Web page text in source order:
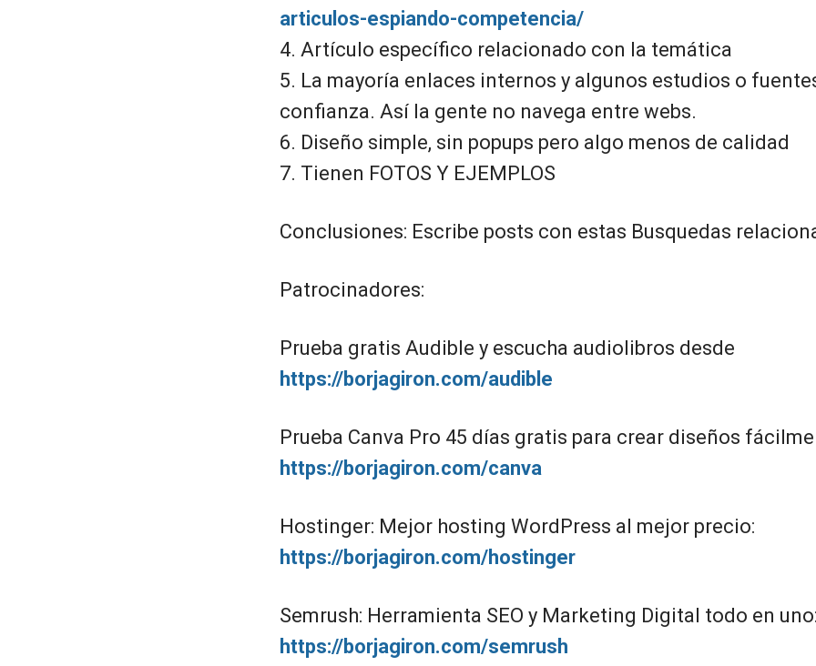
articulos-espiando-competencia/
4. Artículo específico relacionado con la temática
5. La mayoría enlaces internos y algunos estudios o
confianza. Así la gente no navega entre webs.
6. Diseño simple, sin popups pero algo menos de calidad
7. Tienen FOTOS Y EJEMPLOS
Conclusiones: Escribe posts con estas Busquedas
Patrocinadores:
Prueba gratis Audible y escucha audiolibros desde
https://borjagiron.com/audible
Prueba Canva Pro 45 días gratis para crear diseños
https://borjagiron.com/canva
Hostinger: Mejor hosting WordPress al mejor precio:
https://borjagiron.com/hostinger
Semrush: Herramienta SEO y Marketing Digital todo en
https://borjagiron.com/semrush